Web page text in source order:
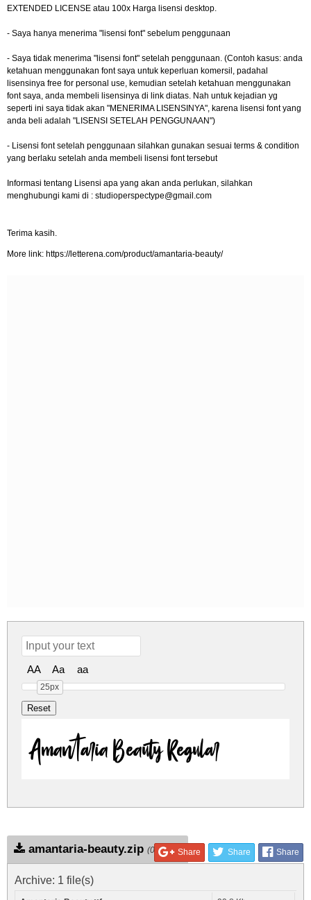
EXTENDED LICENSE atau 100x Harga lisensi desktop.
- Saya hanya menerima "lisensi font" sebelum penggunaan
- Saya tidak menerima "lisensi font" setelah penggunaan. (Contoh kasus: anda
ketahuan menggunakan font saya untuk keperluan komersil, padahal
lisensinya free for personal use, kemudian setelah ketahuan menggunakan
font saya, anda membeli lisensinya di link diatas. Nah untuk kejadian yg
seperti ini saya tidak akan "MENERIMA LISENSINYA", karena lisensi font yang
anda beli adalah "LISENSI SETELAH PENGGUNAAN")
- Lisensi font setelah penggunaan silahkan gunakan sesuai terms & condition
yang berlaku setelah anda membeli lisensi font tersebut
Informasi tentang Lisensi apa yang akan anda perlukan, silahkan
menghubungi kami di : studioperspectype@gmail.com
Terima kasih.
More link: https://letterena.com/product/amantaria-beauty/
AA Aa aa
25px
Amantaria Beauty Regular
amantaria-beauty.zip (0.05Mb)Share Share Share
Archive: 1 file(s)